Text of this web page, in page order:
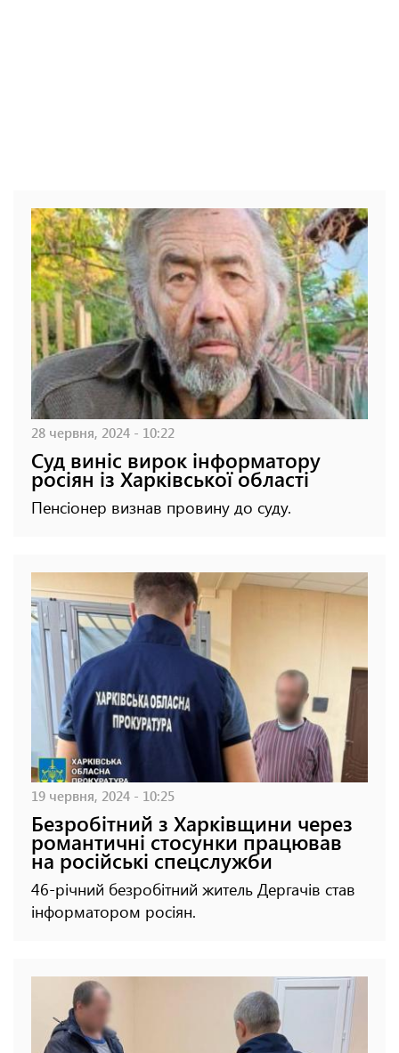
28 червня, 2024 - 10:22
Суд виніс вирок інформатору
росіян із Харківської області
Пенсіонер визнав провину до суду.
19 червня, 2024 - 10:25
Безробітний з Харківщини через
романтичні стосунки працював
на російські спецслужби
46-річний безробітний житель Дергачів став
інформатором росіян.